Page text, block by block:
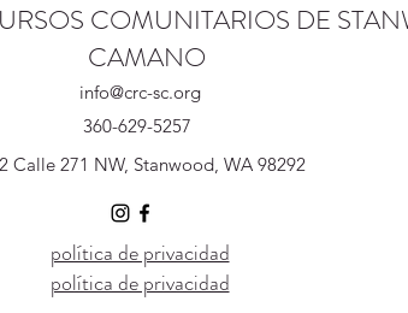
COMUNITARIOS DE
CAMANO
info@crc-sc.org
360-629-5257
Calle 271 NW, Stanwood, WA 98292
política de privacidad
política de privacidad